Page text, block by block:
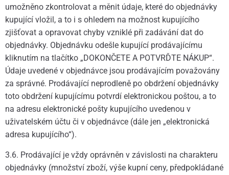
umožněno zkontrolovat a měnit údaje, které do objednávky
kupující vložil, a to i s ohledem na možnost kupujícího
zjišťovat a opravovat chyby vzniklé při zadávání dat do
objednávky. Objednávku odešle kupující prodávajícímu
kliknutím na tlačítko „DOKONČETE A POTVRĎTE NÁKUP“.
Údaje uvedené v objednávce jsou prodávajícím považovány
za správné. Prodávající neprodleně po obdržení objednávky
toto obdržení kupujícímu potvrdí elektronickou poštou, a to
na adresu elektronické pošty kupujícího uvedenou v
uživatelském účtu či v objednávce (dále jen „elektronická
adresa kupujícího“).
3.6. Prodávající je vždy oprávněn v závislosti na charakteru
objednávky (množství zboží, výše kupní ceny, předpokládané